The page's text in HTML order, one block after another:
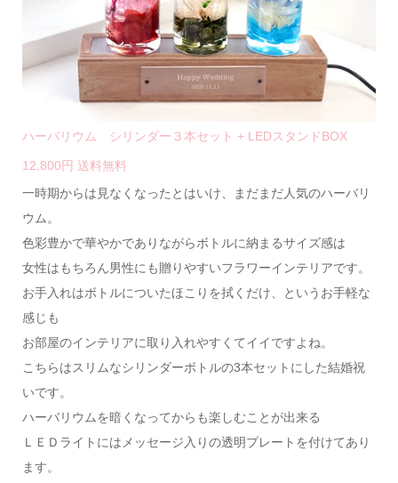
ハーバリウム シリンダー３本セット + LEDスタンドBOX
12,800円 送料無料
一時期からは見なくなったとはいけ、まだまだ人気のハーバリ
ウム。
色彩豊かで華やかでありながらボトルに納まるサイズ感は
女性はもちろん男性にも贈りやすいフラワーインテリアです。
お手入れはボトルについたほこりを拭くだけ、というお手軽な
感じも
お部屋のインテリアに取り入れやすくてイイですよね。
こちらはスリムなシリンダーボトルの3本セットにした結婚祝
いです。
ハーバリウムを暗くなってからも楽しむことが出来る
ＬＥＤライトにはメッセージ入りの透明プレートを付けてあり
ます。